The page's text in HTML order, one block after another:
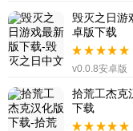
毁灭之日游
卓版下载
v0.0.8安卓版
拾荒工杰克
下载